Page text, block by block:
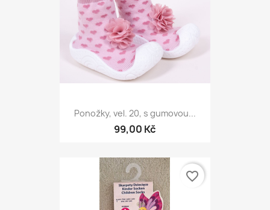
Ponožky, vel. 20, s gumovou...
99,00 Kč
favorite_border